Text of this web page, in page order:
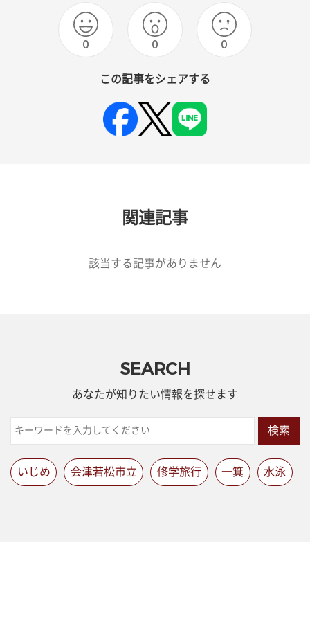
0 0 0
この記事をシェアする
関連記事
該当する記事がありません
SEARCH
あなたが知りたい情報を探せます
検索
いじめ 会津若松市立 修学旅行 一箕 水泳